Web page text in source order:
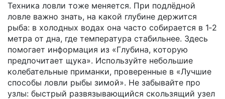
Техника ловли тоже меняется. При подлёдной
ловле важно знать, на какой глубине держится
рыба: в холодных водах она часто собирается в 1‑2
метра от дна, где температура стабильнее. Здесь
помогает информация из «Глубина, которую
предпочитает щука». Используйте небольшие
колебательные приманки, проверенные в «Лучшие
способы ловли рыбы зимой». Не забывайте про
узлы: быстрый развязывающийся скользящий узел